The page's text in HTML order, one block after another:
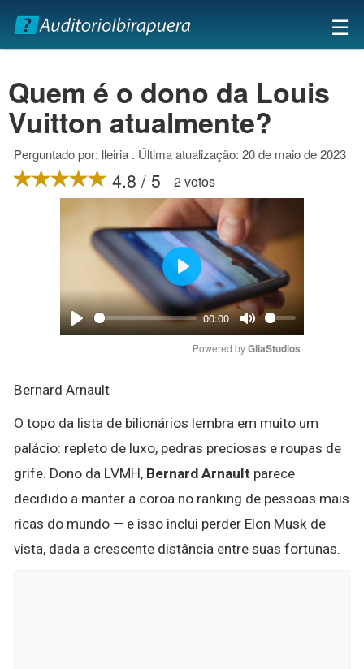
×
☰
Quem é o dono da Louis
Vuitton atualmente?
Perguntado por: lleiria . Última atualização: 20 de maio de 2023
4.8 / 5 2 votos
Play
00:00
Mute
Play
Powered by GliaStudios
Bernard Arnault
O topo da lista de bilionários lembra em muito um
palácio: repleto de luxo, pedras preciosas e roupas de
grife. Dono da LVMH, Bernard Arnault parece
decidido a manter a coroa no ranking de pessoas mais
ricas do mundo — e isso inclui perder Elon Musk de
vista, dada a crescente distância entre suas fortunas.